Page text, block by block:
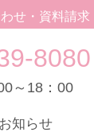
せ・資料請求
8080
～18：00
お知らせ